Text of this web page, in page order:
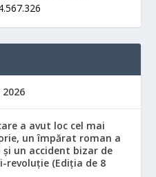
a avut loc cel mai
un împărat roman a
și un accident bizar de
(Ediția de 8